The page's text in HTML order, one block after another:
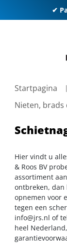
✔
Startpagina
Nieten, brads
Hier vindt u
& Roos BV
assortiment
ontbreken,
opnemen voor
tegen een
info@jrs.nl of
heel